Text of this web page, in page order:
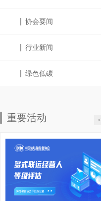
协会要闻
行业新闻
绿色低碳
重要活动 <